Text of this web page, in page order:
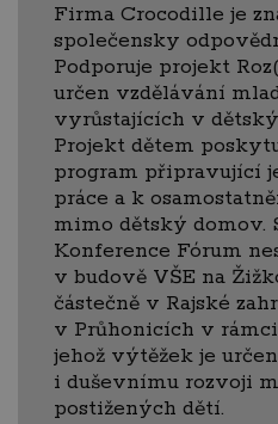
Firma Crocodille je
společensky
Podporuje projekt
určen vzdělávání
vyrůstajících v
Projekt dětem
program připravující
práce a k
mimo dětský domov.
Konference Fórum
v budově VŠE na
částečně v Rajské
v Průhonicích v rámci
jehož výtěžek je
i duševnímu rozvoji
postižených dětí.